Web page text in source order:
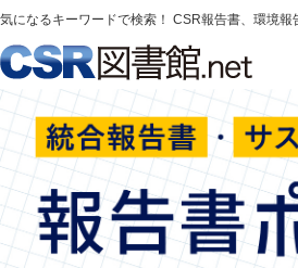
気になるキーワードで検索！ CSR報告書、環境報